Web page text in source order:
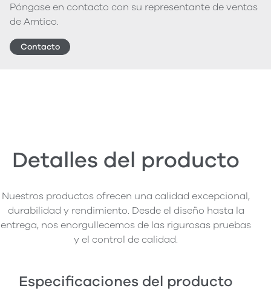
Póngase en contacto con su representante de ventas
de Amtico.
Contacto
Detalles del producto
Nuestros productos ofrecen una calidad excepcional,
durabilidad y rendimiento. Desde el diseño hasta la
entrega, nos enorgullecemos de las rigurosas pruebas
y el control de calidad.
Especificaciones del producto